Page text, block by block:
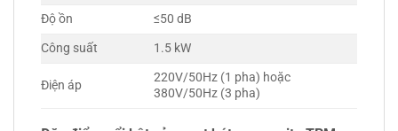
Độ ồn
≤50 dB
Công suất
1.5 kW
Điện áp
220V/50Hz (1 pha) hoặc
380V/50Hz (3 pha)